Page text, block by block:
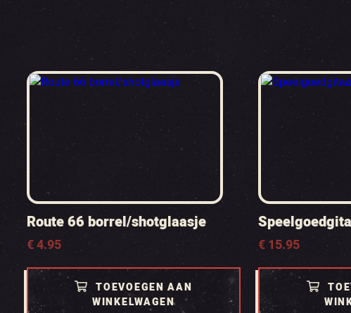
Route 66 borrel/shotglaasje
€4.95
TOEVOEGEN AAN
WINKELWAGEN
€15.95